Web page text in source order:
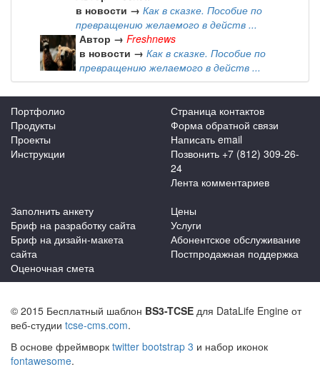
в новости → Как в сказке. Пособие по
превращению желаемого в действ ...
Автор → Freshnews
в новости → Как в сказке. Пособие по
превращению желаемого в действ ...
Портфолио
Продукты
Проекты
Инструкции
Страница контактов
Форма обратной связи
Написать email
Позвонить +7 (812) 309-26-
24
Лента комментариев
Заполнить анкету
Бриф на разработку сайта
Бриф на дизайн-макета
сайта
Оценочная смета
Цены
Услуги
Абонентское обслуживание
Постпродажная поддержка
© 2015 Бесплатный шаблон BS3-TCSE для DataLife Engine от
веб-студии tcse-cms.com.
В основе фреймворк twitter bootstrap 3 и набор иконок
fontawesome.